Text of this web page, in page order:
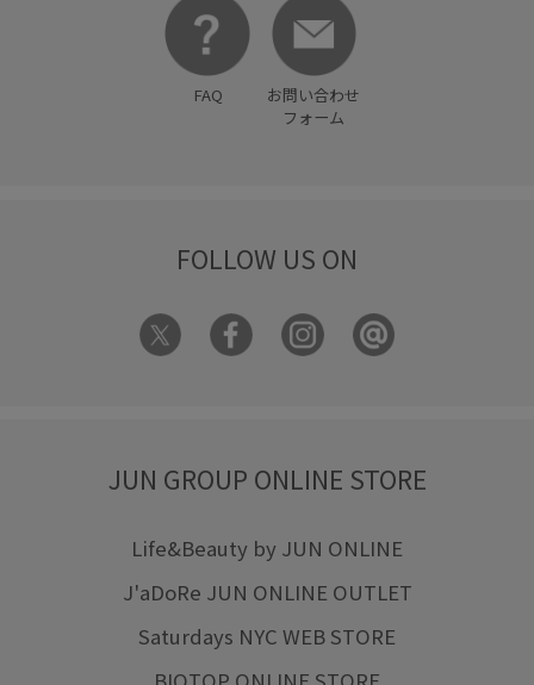
FAQ
お問い合わせ
フォーム
FOLLOW US ON
JUN GROUP ONLINE STORE
Life&Beauty by JUN ONLINE
J'aDoRe JUN ONLINE OUTLET
Saturdays NYC WEB STORE